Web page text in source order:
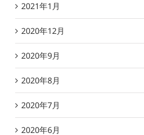
2021年1月
2020年12月
2020年9月
2020年8月
2020年7月
2020年6月